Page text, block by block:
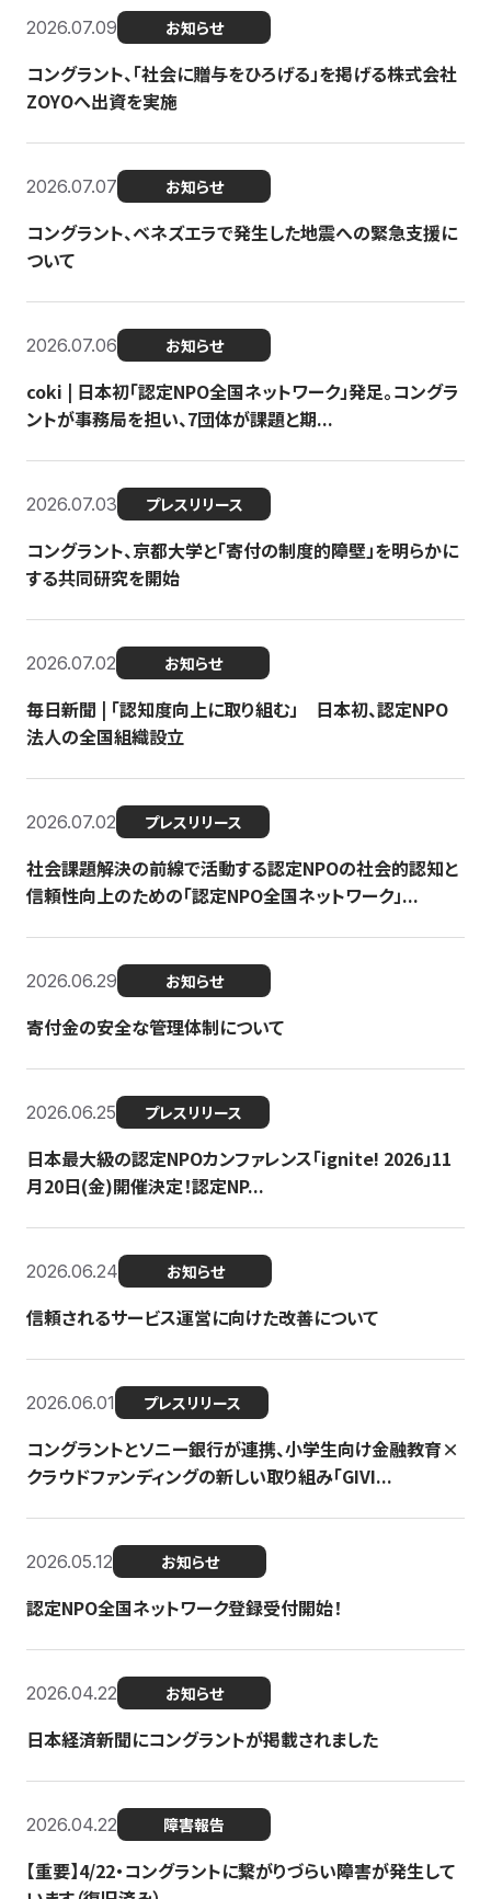
2026.07.09 お知らせ
コングラント、「社会に贈与をひろげる」を掲げる株式会社
ZOYOへ出資を実施
2026.07.07 お知らせ
コングラント、ベネズエラで発生した地震への緊急支援に
ついて
2026.07.06 お知らせ
coki | 日本初「認定NPO全国ネットワーク」発足。コングラ
ントが事務局を担い、7団体が課題と期...
2026.07.03 プレスリリース
コングラント、京都大学と「寄付の制度的障壁」を明らかに
する共同研究を開始
2026.07.02 お知らせ
毎日新聞 | 「認知度向上に取り組む」 日本初、認定NPO
法人の全国組織設立
2026.07.02 プレスリリース
社会課題解決の前線で活動する認定NPOの社会的認知と
信頼性向上のための「認定NPO全国ネットワーク」...
2026.06.29 お知らせ
寄付金の安全な管理体制について
2026.06.25 プレスリリース
日本最大級の認定NPOカンファレンス「ignite! 2026」11
月20日(金)開催決定！認定NP...
2026.06.24 お知らせ
信頼されるサービス運営に向けた改善について
2026.06.01 プレスリリース
コングラントとソニー銀行が連携、小学生向け金融教育×
クラウドファンディングの新しい取り組み「GIVI...
2026.05.12 お知らせ
認定NPO全国ネットワーク登録受付開始！
2026.04.22 お知らせ
日本経済新聞にコングラントが掲載されました
2026.04.22 障害報告
【重要】4/22・コングラントに繋がりづらい障害が発生して